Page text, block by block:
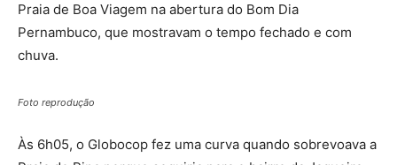
Praia de Boa Viagem na abertura do Bom Dia
Pernambuco, que mostravam o tempo fechado e com
chuva.
Foto reprodução
Às 6h05, o Globocop fez uma curva quando sobrevoava a